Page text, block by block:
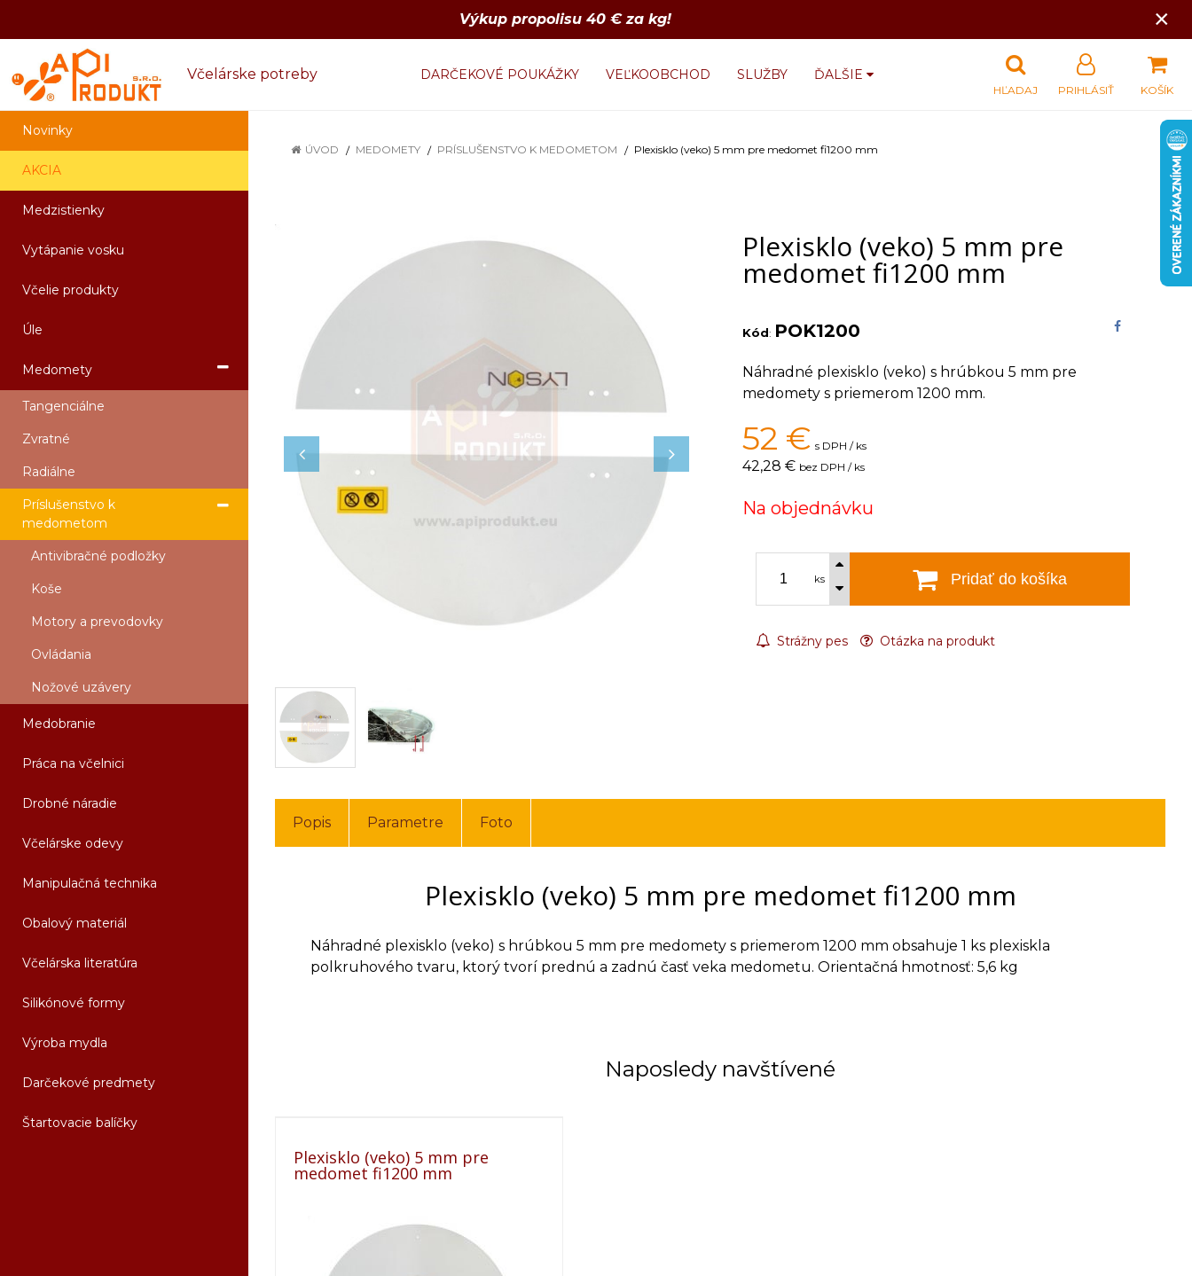
Výkup propolisu 40 € za kg! ×
Včelárske potreby DARČEKOVÉ POUKÁŽKY VEĽKOOBCHOD SLUŽBY ĎALŠIE
KOŠÍK
PRIHLÁSIŤ
HĽADAJ
Novinky
AKCIA
Medzistienky
Vytápanie vosku
Včelie produkty
Úle
Medomety
Tangenciálne
Zvratné
Radiálne
Príslušenstvo k
medometom
Antivibračné podložky
Koše
Motory a prevodovky
Ovládania
Nožové uzávery
Medobranie
Práca na včelnici
Drobné náradie
Včelárske odevy
Manipulačná technika
Obalový materiál
Včelárska literatúra
Silikónové formy
Výroba mydla
Darčekové predmety
Štartovacie balíčky
ÚVOD MEDOMETY PRÍSLUŠENSTVO K MEDOMETOM Plexisklo (veko) 5 mm pre medomet fi1200 mm
Plexisklo (veko) 5 mm pre
medomet fi1200 mm
Kód: POK1200
Náhradné plexisklo (veko) s hrúbkou 5 mm pre
medomety s priemerom 1200 mm.
52 € s DPH / ks
42,28 € bez DPH / ks
Na objednávku
ks Pridať do košíka
Strážny pes Otázka na produkt
Popis Parametre Foto
Plexisklo (veko) 5 mm pre medomet fi1200 mm
Náhradné plexisklo (veko) s hrúbkou 5 mm pre medomety s priemerom 1200 mm obsahuje 1 ks plexiskla
polkruhového tvaru, ktorý tvorí prednú a zadnú časť veka medometu. Orientačná hmotnosť: 5,6 kg
Naposledy navštívené
Plexisklo (veko) 5 mm pre
medomet fi1200 mm